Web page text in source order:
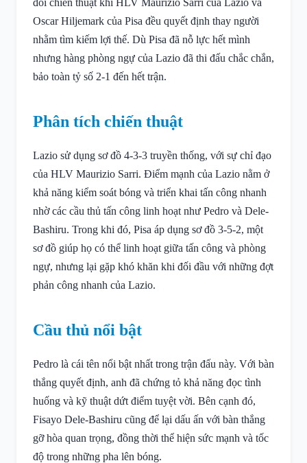
đổi chiến thuật khi HLV Maurizio Sarri của Lazio và
Oscar Hiljemark của Pisa đều quyết định thay người
nhằm tìm kiếm lợi thế. Dù Pisa đã nỗ lực hết mình
nhưng hàng phòng ngự của Lazio đã thi đấu chắc chắn,
bảo toàn tỷ số 2-1 đến hết trận.
Phân tích chiến thuật
Lazio sử dụng sơ đồ 4-3-3 truyền thống, với sự chỉ đạo
của HLV Maurizio Sarri. Điểm mạnh của Lazio nằm ở
khả năng kiểm soát bóng và triển khai tấn công nhanh
nhờ các cầu thủ tấn công linh hoạt như Pedro và Dele-
Bashiru. Trong khi đó, Pisa áp dụng sơ đồ 3-5-2, một
sơ đồ giúp họ có thể linh hoạt giữa tấn công và phòng
ngự, nhưng lại gặp khó khăn khi đối đầu với những đợt
phản công nhanh của Lazio.
Cầu thủ nổi bật
Pedro là cái tên nổi bật nhất trong trận đấu này. Với bàn
thắng quyết định, anh đã chứng tỏ khả năng đọc tình
huống và kỹ thuật dứt điểm tuyệt vời. Bên cạnh đó,
Fisayo Dele-Bashiru cũng để lại dấu ấn với bàn thắng
gỡ hòa quan trọng, đồng thời thể hiện sức mạnh và tốc
độ trong những pha lên bóng.